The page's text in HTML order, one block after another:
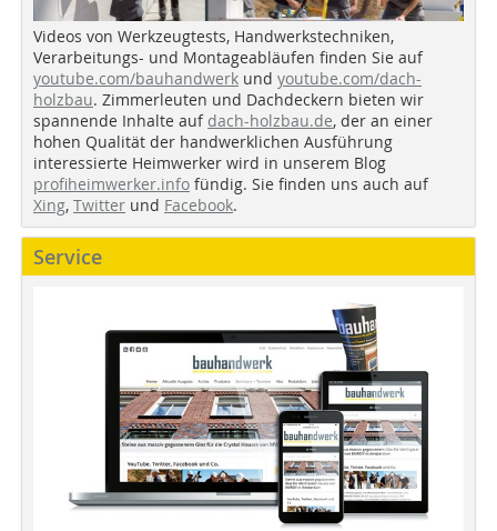
Videos von Werkzeugtests, Handwerkstechniken,
Verarbeitungs- und Montageabläufen finden Sie auf
youtube.com/bauhandwerk und youtube.com/dach-
holzbau. Zimmerleuten und Dachdeckern bieten wir
spannende Inhalte auf dach-holzbau.de, der an einer
hohen Qualität der handwerklichen Ausführung
interessierte Heimwerker wird in unserem Blog
profiheimwerker.info fündig. Sie finden uns auch auf
Xing, Twitter und Facebook.
Service